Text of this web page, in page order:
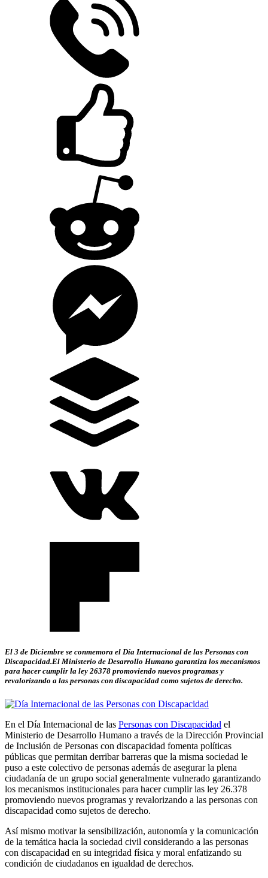
El 3 de Diciembre se conmemora el Día Internacional de las Personas con
Discapacidad.El Ministerio de Desarrollo Humano garantiza los mecanismos
para hacer cumplir la ley 26378 promoviendo nuevos programas y
revalorizando a las personas con discapacidad como sujetos de derecho.
En el Día Internacional de las Personas con Discapacidad el
Ministerio de Desarrollo Humano a través de la Dirección Provincial
de Inclusión de Personas con discapacidad fomenta políticas
públicas que permitan derribar barreras que la misma sociedad le
puso a este colectivo de personas además de asegurar la plena
ciudadanía de un grupo social generalmente vulnerado garantizando
los mecanismos institucionales para hacer cumplir las ley 26.378
promoviendo nuevos programas y revalorizando a las personas con
discapacidad como sujetos de derecho.
Así mismo motivar la sensibilización, autonomía y la comunicación
de la temática hacia la sociedad civil considerando a las personas
con discapacidad en su integridad física y moral enfatizando su
condición de ciudadanos en igualdad de derechos.